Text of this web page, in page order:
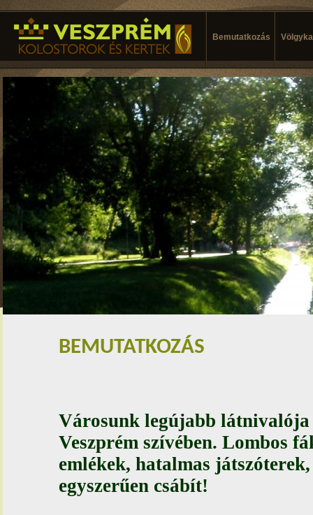
Bemutatkozás
BEMUTATKOZÁS
Városunk legújabb látnivalója
Veszprém szívében. Lombos
emlékek, hatalmas
egyszerűen csábít!